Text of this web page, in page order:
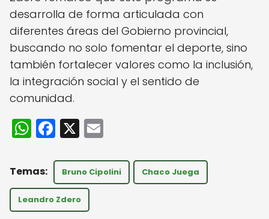
desarrolla de forma articulada con
diferentes áreas del Gobierno provincial,
buscando no solo fomentar el deporte, sino
también fortalecer valores como la inclusión,
la integración social y el sentido de
comunidad.
W
h
a
ts
A
F
a
c
e
b
X
ai
l
Bruno Cipolini Chaco Juega
Leandro Zdero